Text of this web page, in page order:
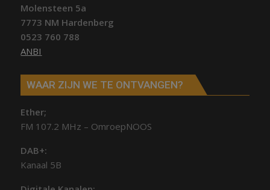
Molensteen 5a
7773 NM Hardenberg
0523 760 788
ANBI
WAAR ZIJN WE TE ONTVANGEN?
Ether;
FM 107.2 MHz – OmroepNOOS
DAB+:
Kanaal 5B